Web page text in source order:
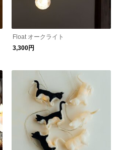
Float オークライト
3,300円